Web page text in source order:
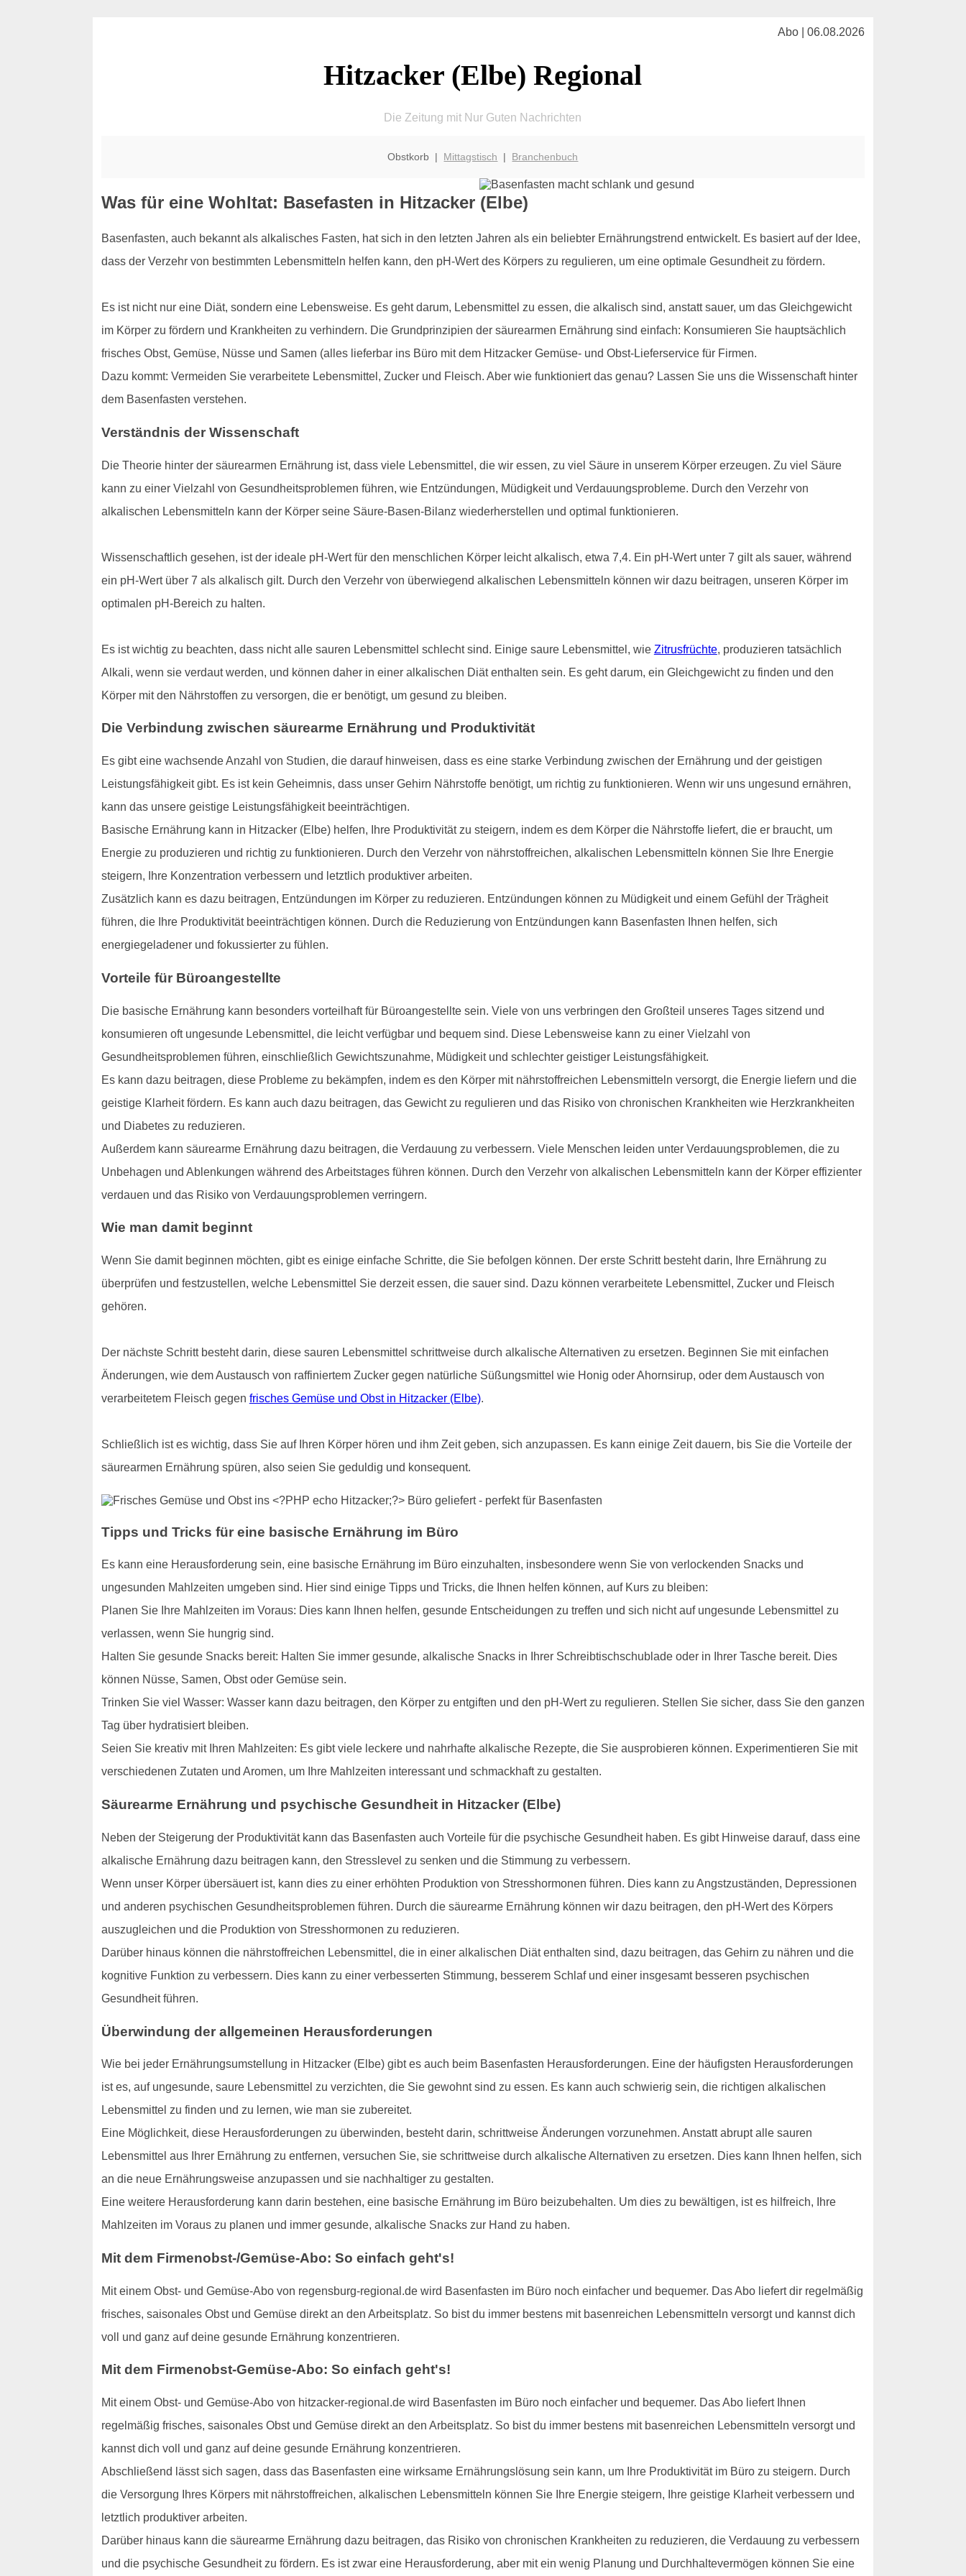
Abo | 06.08.2026
Hitzacker (Elbe) Regional
Die Zeitung mit Nur Guten Nachrichten
Obstkorb | Mittagstisch | Branchenbuch
Was für eine Wohltat: Basefasten in Hitzacker (Elbe)
Basenfasten, auch bekannt als alkalisches Fasten, hat sich in den letzten Jahren als ein beliebter Ernährungstrend entwickelt. Es basiert auf der Idee,
dass der Verzehr von bestimmten Lebensmitteln helfen kann, den pH-Wert des Körpers zu regulieren, um eine optimale Gesundheit zu fördern.
Es ist nicht nur eine Diät, sondern eine Lebensweise. Es geht darum, Lebensmittel zu essen, die alkalisch sind, anstatt sauer, um das Gleichgewicht
im Körper zu fördern und Krankheiten zu verhindern. Die Grundprinzipien der säurearmen Ernährung sind einfach: Konsumieren Sie hauptsächlich
frisches Obst, Gemüse, Nüsse und Samen (alles lieferbar ins Büro mit dem Hitzacker Gemüse- und Obst-Lieferservice für Firmen.
Dazu kommt: Vermeiden Sie verarbeitete Lebensmittel, Zucker und Fleisch. Aber wie funktioniert das genau? Lassen Sie uns die Wissenschaft hinter
dem Basenfasten verstehen.
Verständnis der Wissenschaft
Die Theorie hinter der säurearmen Ernährung ist, dass viele Lebensmittel, die wir essen, zu viel Säure in unserem Körper erzeugen. Zu viel Säure
kann zu einer Vielzahl von Gesundheitsproblemen führen, wie Entzündungen, Müdigkeit und Verdauungsprobleme. Durch den Verzehr von
alkalischen Lebensmitteln kann der Körper seine Säure-Basen-Bilanz wiederherstellen und optimal funktionieren.
Wissenschaftlich gesehen, ist der ideale pH-Wert für den menschlichen Körper leicht alkalisch, etwa 7,4. Ein pH-Wert unter 7 gilt als sauer, während
ein pH-Wert über 7 als alkalisch gilt. Durch den Verzehr von überwiegend alkalischen Lebensmitteln können wir dazu beitragen, unseren Körper im
optimalen pH-Bereich zu halten.
Es ist wichtig zu beachten, dass nicht alle sauren Lebensmittel schlecht sind. Einige saure Lebensmittel, wie Zitrusfrüchte, produzieren tatsächlich
Alkali, wenn sie verdaut werden, und können daher in einer alkalischen Diät enthalten sein. Es geht darum, ein Gleichgewicht zu finden und den
Körper mit den Nährstoffen zu versorgen, die er benötigt, um gesund zu bleiben.
Die Verbindung zwischen säurearme Ernährung und Produktivität
Es gibt eine wachsende Anzahl von Studien, die darauf hinweisen, dass es eine starke Verbindung zwischen der Ernährung und der geistigen
Leistungsfähigkeit gibt. Es ist kein Geheimnis, dass unser Gehirn Nährstoffe benötigt, um richtig zu funktionieren. Wenn wir uns ungesund ernähren,
kann das unsere geistige Leistungsfähigkeit beeinträchtigen.
Basische Ernährung kann in Hitzacker (Elbe) helfen, Ihre Produktivität zu steigern, indem es dem Körper die Nährstoffe liefert, die er braucht, um
Energie zu produzieren und richtig zu funktionieren. Durch den Verzehr von nährstoffreichen, alkalischen Lebensmitteln können Sie Ihre Energie
steigern, Ihre Konzentration verbessern und letztlich produktiver arbeiten.
Zusätzlich kann es dazu beitragen, Entzündungen im Körper zu reduzieren. Entzündungen können zu Müdigkeit und einem Gefühl der Trägheit
führen, die Ihre Produktivität beeinträchtigen können. Durch die Reduzierung von Entzündungen kann Basenfasten Ihnen helfen, sich
energiegeladener und fokussierter zu fühlen.
Vorteile für Büroangestellte
Die basische Ernährung kann besonders vorteilhaft für Büroangestellte sein. Viele von uns verbringen den Großteil unseres Tages sitzend und
konsumieren oft ungesunde Lebensmittel, die leicht verfügbar und bequem sind. Diese Lebensweise kann zu einer Vielzahl von
Gesundheitsproblemen führen, einschließlich Gewichtszunahme, Müdigkeit und schlechter geistiger Leistungsfähigkeit.
Es kann dazu beitragen, diese Probleme zu bekämpfen, indem es den Körper mit nährstoffreichen Lebensmitteln versorgt, die Energie liefern und die
geistige Klarheit fördern. Es kann auch dazu beitragen, das Gewicht zu regulieren und das Risiko von chronischen Krankheiten wie Herzkrankheiten
und Diabetes zu reduzieren.
Außerdem kann säurearme Ernährung dazu beitragen, die Verdauung zu verbessern. Viele Menschen leiden unter Verdauungsproblemen, die zu
Unbehagen und Ablenkungen während des Arbeitstages führen können. Durch den Verzehr von alkalischen Lebensmitteln kann der Körper effizienter
verdauen und das Risiko von Verdauungsproblemen verringern.
Wie man damit beginnt
Wenn Sie damit beginnen möchten, gibt es einige einfache Schritte, die Sie befolgen können. Der erste Schritt besteht darin, Ihre Ernährung zu
überprüfen und festzustellen, welche Lebensmittel Sie derzeit essen, die sauer sind. Dazu können verarbeitete Lebensmittel, Zucker und Fleisch
gehören.
Der nächste Schritt besteht darin, diese sauren Lebensmittel schrittweise durch alkalische Alternativen zu ersetzen. Beginnen Sie mit einfachen
Änderungen, wie dem Austausch von raffiniertem Zucker gegen natürliche Süßungsmittel wie Honig oder Ahornsirup, oder dem Austausch von
verarbeitetem Fleisch gegen frisches Gemüse und Obst in Hitzacker (Elbe).
Schließlich ist es wichtig, dass Sie auf Ihren Körper hören und ihm Zeit geben, sich anzupassen. Es kann einige Zeit dauern, bis Sie die Vorteile der
säurearmen Ernährung spüren, also seien Sie geduldig und konsequent.
Tipps und Tricks für eine basische Ernährung im Büro
Es kann eine Herausforderung sein, eine basische Ernährung im Büro einzuhalten, insbesondere wenn Sie von verlockenden Snacks und
ungesunden Mahlzeiten umgeben sind. Hier sind einige Tipps und Tricks, die Ihnen helfen können, auf Kurs zu bleiben:
Planen Sie Ihre Mahlzeiten im Voraus: Dies kann Ihnen helfen, gesunde Entscheidungen zu treffen und sich nicht auf ungesunde Lebensmittel zu
verlassen, wenn Sie hungrig sind.
Halten Sie gesunde Snacks bereit: Halten Sie immer gesunde, alkalische Snacks in Ihrer Schreibtischschublade oder in Ihrer Tasche bereit. Dies
können Nüsse, Samen, Obst oder Gemüse sein.
Trinken Sie viel Wasser: Wasser kann dazu beitragen, den Körper zu entgiften und den pH-Wert zu regulieren. Stellen Sie sicher, dass Sie den ganzen
Tag über hydratisiert bleiben.
Seien Sie kreativ mit Ihren Mahlzeiten: Es gibt viele leckere und nahrhafte alkalische Rezepte, die Sie ausprobieren können. Experimentieren Sie mit
verschiedenen Zutaten und Aromen, um Ihre Mahlzeiten interessant und schmackhaft zu gestalten.
Säurearme Ernährung und psychische Gesundheit in Hitzacker (Elbe)
Neben der Steigerung der Produktivität kann das Basenfasten auch Vorteile für die psychische Gesundheit haben. Es gibt Hinweise darauf, dass eine
alkalische Ernährung dazu beitragen kann, den Stresslevel zu senken und die Stimmung zu verbessern.
Wenn unser Körper übersäuert ist, kann dies zu einer erhöhten Produktion von Stresshormonen führen. Dies kann zu Angstzuständen, Depressionen
und anderen psychischen Gesundheitsproblemen führen. Durch die säurearme Ernährung können wir dazu beitragen, den pH-Wert des Körpers
auszugleichen und die Produktion von Stresshormonen zu reduzieren.
Darüber hinaus können die nährstoffreichen Lebensmittel, die in einer alkalischen Diät enthalten sind, dazu beitragen, das Gehirn zu nähren und die
kognitive Funktion zu verbessern. Dies kann zu einer verbesserten Stimmung, besserem Schlaf und einer insgesamt besseren psychischen
Gesundheit führen.
Überwindung der allgemeinen Herausforderungen
Wie bei jeder Ernährungsumstellung in Hitzacker (Elbe) gibt es auch beim Basenfasten Herausforderungen. Eine der häufigsten Herausforderungen
ist es, auf ungesunde, saure Lebensmittel zu verzichten, die Sie gewohnt sind zu essen. Es kann auch schwierig sein, die richtigen alkalischen
Lebensmittel zu finden und zu lernen, wie man sie zubereitet.
Eine Möglichkeit, diese Herausforderungen zu überwinden, besteht darin, schrittweise Änderungen vorzunehmen. Anstatt abrupt alle sauren
Lebensmittel aus Ihrer Ernährung zu entfernen, versuchen Sie, sie schrittweise durch alkalische Alternativen zu ersetzen. Dies kann Ihnen helfen, sich
an die neue Ernährungsweise anzupassen und sie nachhaltiger zu gestalten.
Eine weitere Herausforderung kann darin bestehen, eine basische Ernährung im Büro beizubehalten. Um dies zu bewältigen, ist es hilfreich, Ihre
Mahlzeiten im Voraus zu planen und immer gesunde, alkalische Snacks zur Hand zu haben.
Mit dem Firmenobst-/Gemüse-Abo: So einfach geht's!
Mit einem Obst- und Gemüse-Abo von regensburg-regional.de wird Basenfasten im Büro noch einfacher und bequemer. Das Abo liefert dir regelmäßig
frisches, saisonales Obst und Gemüse direkt an den Arbeitsplatz. So bist du immer bestens mit basenreichen Lebensmitteln versorgt und kannst dich
voll und ganz auf deine gesunde Ernährung konzentrieren.
Mit dem Firmenobst-Gemüse-Abo: So einfach geht's!
Mit einem Obst- und Gemüse-Abo von hitzacker-regional.de wird Basenfasten im Büro noch einfacher und bequemer. Das Abo liefert Ihnen
regelmäßig frisches, saisonales Obst und Gemüse direkt an den Arbeitsplatz. So bist du immer bestens mit basenreichen Lebensmitteln versorgt und
kannst dich voll und ganz auf deine gesunde Ernährung konzentrieren.
Abschließend lässt sich sagen, dass das Basenfasten eine wirksame Ernährungslösung sein kann, um Ihre Produktivität im Büro zu steigern. Durch
die Versorgung Ihres Körpers mit nährstoffreichen, alkalischen Lebensmitteln können Sie Ihre Energie steigern, Ihre geistige Klarheit verbessern und
letztlich produktiver arbeiten.
Darüber hinaus kann die säurearme Ernährung dazu beitragen, das Risiko von chronischen Krankheiten zu reduzieren, die Verdauung zu verbessern
und die psychische Gesundheit zu fördern. Es ist zwar eine Herausforderung, aber mit ein wenig Planung und Durchhaltevermögen können Sie eine